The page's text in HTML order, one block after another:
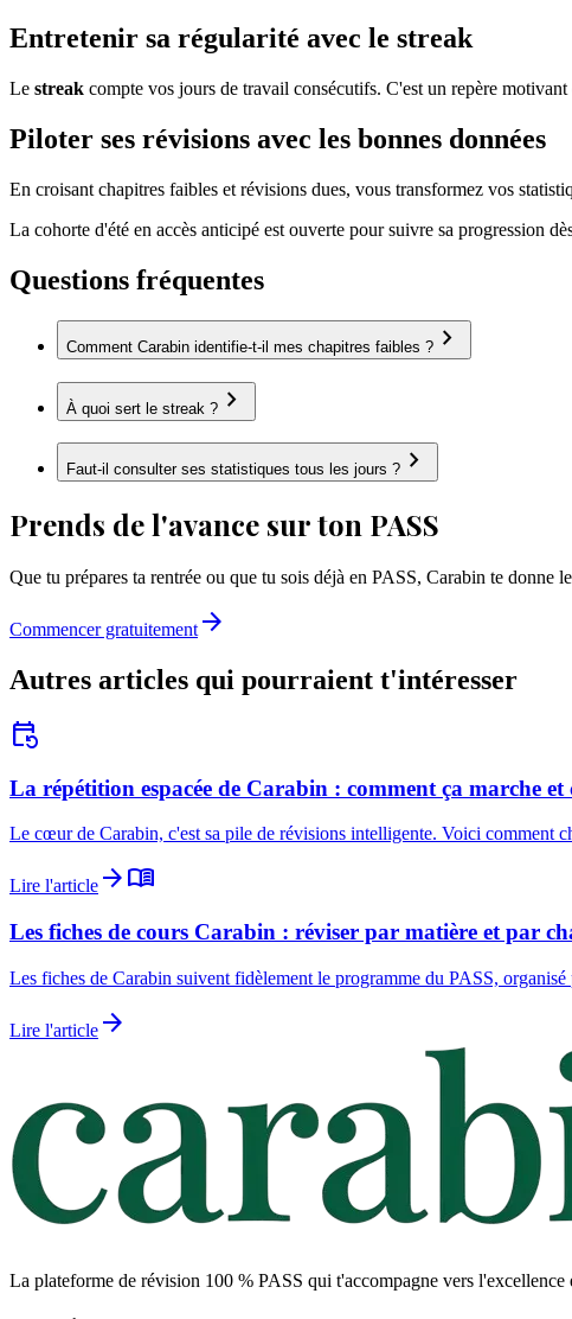
Entretenir sa régularité avec le streak
Le streak compte vos jours de travail consécutifs. C'est un repère
Piloter ses révisions avec les bonnes données
En croisant chapitres faibles et révisions dues, vous transformez vos
La cohorte d'été en accès anticipé est ouverte pour suivre sa progression
Questions fréquentes
Comment Carabin identifie-t-il mes chapitres faibles ? chevron_right
À quoi sert le streak ? chevron_right
Faut-il consulter ses statistiques tous les jours ? chevron_right
Prends de l'avance sur ton PASS
Que tu prépares ta rentrée ou que tu sois déjà en PASS, Carabin te donne
Commencer gratuitement arrow_forward
Autres articles qui pourraient t'intéresser
event_repeat
La répétition espacée de Carabin : comment ça marche
Le cœur de Carabin, c'est sa pile de révisions intelligente. Voici comment
Lire l'article arrow_forwardmenu_book
Les fiches de cours Carabin : réviser par matière et par
Les fiches de Carabin suivent fidèlement le programme du PASS,
Lire l'article arrow_forward
La plateforme de révision 100 % PASS qui t'accompagne vers l'excellence